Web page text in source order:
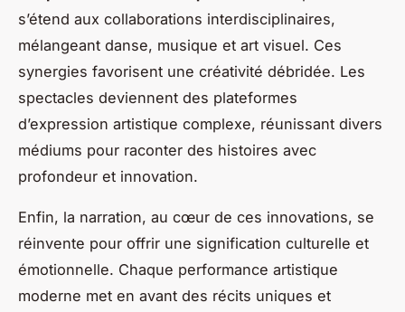
s’étend aux collaborations interdisciplinaires,
mélangeant danse, musique et art visuel. Ces
synergies favorisent une créativité débridée. Les
spectacles deviennent des plateformes
d’expression artistique complexe, réunissant divers
médiums pour raconter des histoires avec
profondeur et innovation.
Enfin, la narration, au cœur de ces innovations, se
réinvente pour offrir une signification culturelle et
émotionnelle. Chaque performance artistique
moderne met en avant des récits uniques et